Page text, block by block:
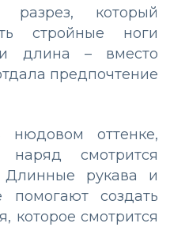
разрез, который
стройные ноги
длина – вместо
предпочтение
оттенке,
наряд смотрится
Длинные рукава и
помогают создать
которое смотрится